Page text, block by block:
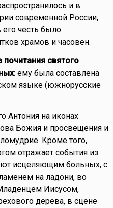
и в
современной России,
честь было
храмов и часовен.
почитания святого
: ему была составлена
языке (южнорусские
Антония на иконах
Божия и просвещения и
Кроме того,
отражает события из
исцеляющим больных, с
на ладони, во
Иисусом,
дерева, в сцене